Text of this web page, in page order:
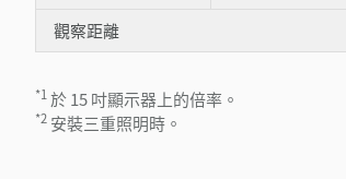
觀察距離
*1於 15 吋顯示器上的倍率。
*2 安裝三重照明時。